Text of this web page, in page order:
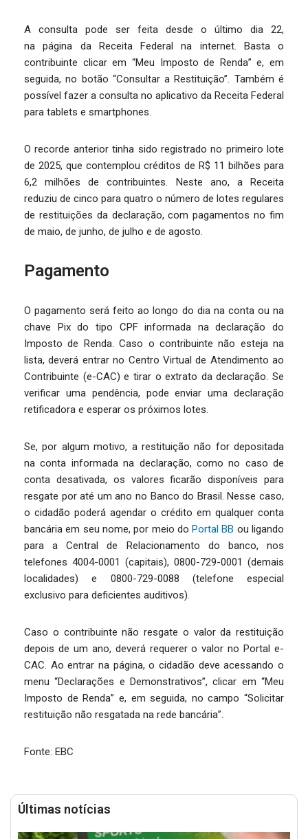
A consulta pode ser feita desde o último dia 22,
na página da Receita Federal na internet. Basta o
contribuinte clicar em “Meu Imposto de Renda” e, em
seguida, no botão “Consultar a Restituição”. Também é
possível fazer a consulta no aplicativo da Receita Federal
para tablets e smartphones.
O recorde anterior tinha sido registrado no primeiro lote
de 2025, que contemplou créditos de R$ 11 bilhões para
6,2 milhões de contribuintes. Neste ano, a Receita
reduziu de cinco para quatro o número de lotes regulares
de restituições da declaração, com pagamentos no fim
de maio, de junho, de julho e de agosto.
Pagamento
O pagamento será feito ao longo do dia na conta ou na
chave Pix do tipo CPF informada na declaração do
Imposto de Renda. Caso o contribuinte não esteja na
lista, deverá entrar no Centro Virtual de Atendimento ao
Contribuinte (e-CAC) e tirar o extrato da declaração. Se
verificar uma pendência, pode enviar uma declaração
retificadora e esperar os próximos lotes.
Se, por algum motivo, a restituição não for depositada
na conta informada na declaração, como no caso de
conta desativada, os valores ficarão disponíveis para
resgate por até um ano no Banco do Brasil. Nesse caso,
o cidadão poderá agendar o crédito em qualquer conta
bancária em seu nome, por meio doPortal BB ou ligando
para a Central de Relacionamento do banco, nos
telefones 4004-0001 (capitais), 0800-729-0001 (demais
localidades) e 0800-729-0088 (telefone especial
exclusivo para deficientes auditivos).
Caso o contribuinte não resgate o valor da restituição
depois de um ano, deverá requerer o valor no Portal e-
CAC. Ao entrar na página, o cidadão deve acessando o
menu “Declarações e Demonstrativos”, clicar em “Meu
Imposto de Renda” e, em seguida, no campo “Solicitar
restituição não resgatada na rede bancária”.
Fonte: EBC
Últimas notícias